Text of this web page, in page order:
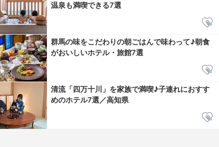
温泉も満喫できる7選
群馬の味をこだわりの朝ごはんで味わって♪朝食
がおいしいホテル・旅館7選
清流「四万十川」を家族で満喫♪子連れにおすす
めのホテル7選／高知県